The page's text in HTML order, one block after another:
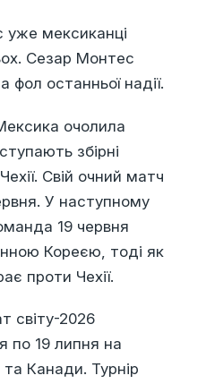
уже мексиканці
Сезар Монтес
фол останньої надії.
очолила
збірні
Свій очний матч
У наступному
19 червня
Кореєю, тоді як
проти Чехії.
світу-2026
по 19 липня на
Канади. Турнір